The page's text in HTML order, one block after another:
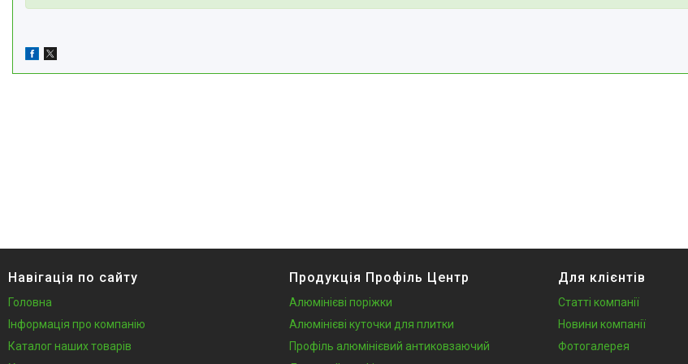
Навігація по сайту
Головна
Інформація про компанію
Каталог наших товарів
Продукція Профіль Центр
Алюмінієві поріжки
Алюмінієві куточки для плитки
Профіль алюмінієвий антиковзаючий
Для клієнтів
Статті компанії
Новини компанії
Фотогалерея